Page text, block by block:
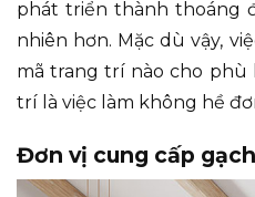
phát triển thành thoáng
nhiên hơn. Mặc dù vậy,
mã trang trí nào cho phù
trí là việc làm không hề
Đơn vị cung cấp